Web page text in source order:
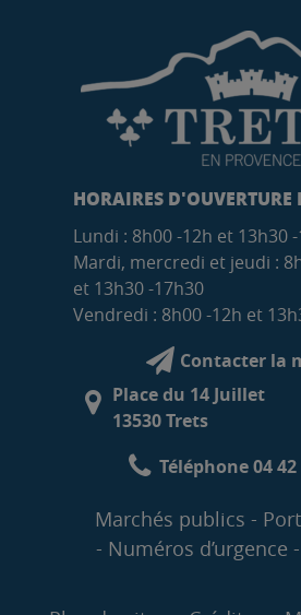
HORAIRES
Lundi : 8h00 -12h et 13h30
Mardi, mercredi et jeudi :
et 13h30 -17h30
Vendredi : 8h00 -12h et
Contacter la
Place du 14 Juillet
13530 Trets
Téléphone 04 42
Marchés publics
Numéros d’urgence